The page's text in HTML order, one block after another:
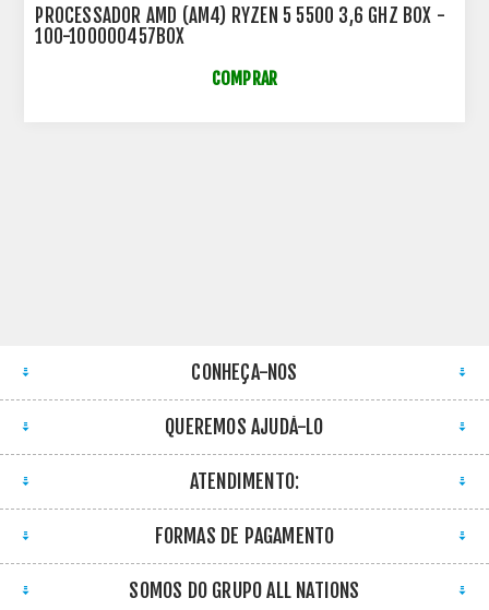
PROCESSADOR AMD (AM4) RYZEN 5 5500 3,6 GHZ BOX -
100-100000457BOX
COMPRAR
CONHEÇA-NOS
QUEREMOS AJUDÁ-LO
ATENDIMENTO:
FORMAS DE PAGAMENTO
SOMOS DO GRUPO ALL NATIONS